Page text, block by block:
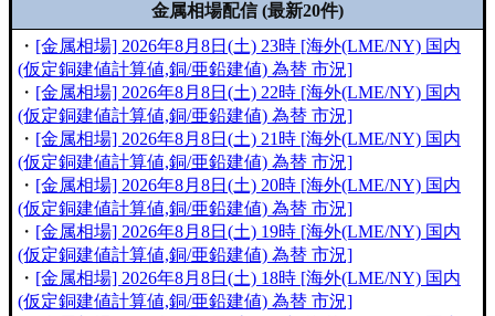
金属相場配信 (最新20件)
・ [金属相場] 2026年8月8日(土) 23時 [海外(LME/NY) 国内
(仮定銅建値計算値,銅/亜鉛建値) 為替 市況]
・ [金属相場] 2026年8月8日(土) 22時 [海外(LME/NY) 国内
(仮定銅建値計算値,銅/亜鉛建値) 為替 市況]
・ [金属相場] 2026年8月8日(土) 21時 [海外(LME/NY) 国内
(仮定銅建値計算値,銅/亜鉛建値) 為替 市況]
・ [金属相場] 2026年8月8日(土) 20時 [海外(LME/NY) 国内
(仮定銅建値計算値,銅/亜鉛建値) 為替 市況]
・ [金属相場] 2026年8月8日(土) 19時 [海外(LME/NY) 国内
(仮定銅建値計算値,銅/亜鉛建値) 為替 市況]
・ [金属相場] 2026年8月8日(土) 18時 [海外(LME/NY) 国内
(仮定銅建値計算値,銅/亜鉛建値) 為替 市況]